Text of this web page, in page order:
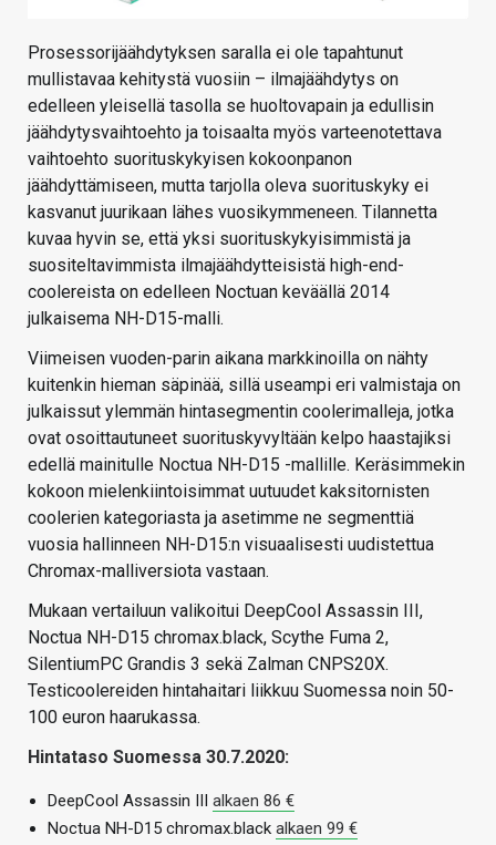
Prosessorijäähdytyksen saralla ei ole tapahtunut
mullistavaa kehitystä vuosiin – ilmajäähdytys on
edelleen yleisellä tasolla se huoltovapain ja edullisin
jäähdytysvaihtoehto ja toisaalta myös varteenotettava
vaihtoehto suorituskykyisen kokoonpanon
jäähdyttämiseen, mutta tarjolla oleva suorituskyky ei
kasvanut juurikaan lähes vuosikymmeneen. Tilannetta
kuvaa hyvin se, että yksi suorituskykyisimmistä ja
suositeltavimmista ilmajäähdytteisistä high-end-
coolereista on edelleen Noctuan keväällä 2014
julkaisema NH-D15-malli.
Viimeisen vuoden-parin aikana markkinoilla on nähty
kuitenkin hieman säpinää, sillä useampi eri valmistaja on
julkaissut ylemmän hintasegmentin coolerimalleja, jotka
ovat osoittautuneet suorituskyvyltään kelpo haastajiksi
edellä mainitulle Noctua NH-D15 -mallille. Keräsimmekin
kokoon mielenkiintoisimmat uutuudet kaksitornisten
coolerien kategoriasta ja asetimme ne segmenttiä
vuosia hallinneen NH-D15:n visuaalisesti uudistettua
Chromax-malliversiota vastaan.
Mukaan vertailuun valikoitui DeepCool Assassin III,
Noctua NH-D15 chromax.black, Scythe Fuma 2,
SilentiumPC Grandis 3 sekä Zalman CNPS20X.
Testicoolereiden hintahaitari liikkuu Suomessa noin 50-
100 euron haarukassa.
Hintataso Suomessa 30.7.2020:
DeepCool Assassin III alkaen 86 €
Noctua NH-D15 chromax.black alkaen 99 €